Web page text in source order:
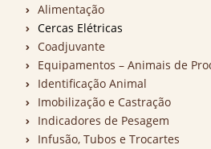
Alimentação
Cercas Elétricas
Coadjuvante
Equipamentos – Animais de
Identificação Animal
Imobilização e Castração
Indicadores de Pesagem
Infusão, Tubos e Trocartes